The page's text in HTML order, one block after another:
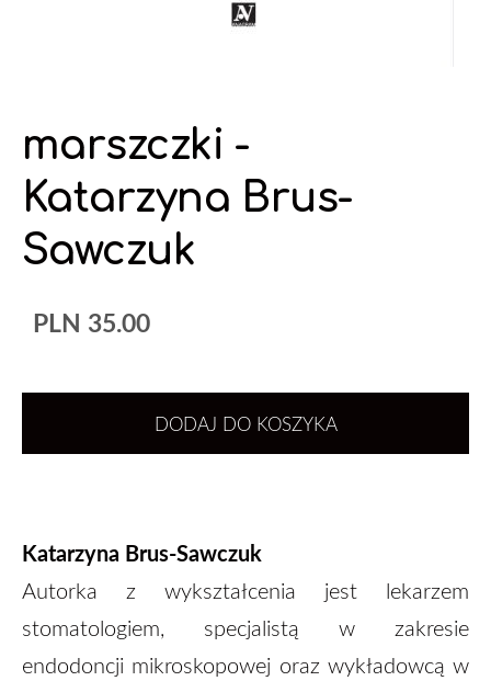
marszczki -
Katarzyna Brus-
Sawczuk
PLN 35.00
DODAJ DO KOSZYKA
Katarzyna Brus-Sawczuk
Autorka z wykształcenia jest lekarzem
stomatologiem, specjalistą w zakresie
endodoncji mikroskopowej oraz wykładowcą w